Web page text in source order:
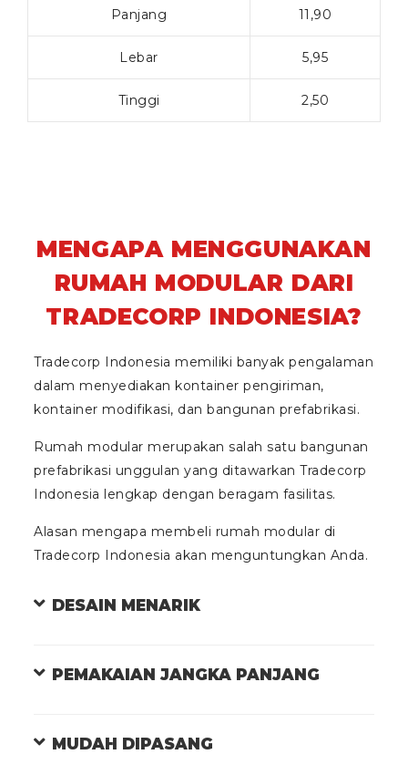
Panjang 11,90
Lebar 5,95
Tinggi 2,50
MENGAPA MENGGUNAKAN
RUMAH MODULAR DARI
TRADECORP INDONESIA?
Tradecorp Indonesia memiliki banyak pengalaman
dalam menyediakan kontainer pengiriman,
kontainer modifikasi, dan bangunan prefabrikasi.
Rumah modular merupakan salah satu bangunan
prefabrikasi unggulan yang ditawarkan Tradecorp
Indonesia lengkap dengan beragam fasilitas.
Alasan mengapa membeli rumah modular di
Tradecorp Indonesia akan menguntungkan Anda.
DESAIN MENARIK
PEMAKAIAN JANGKA PANJANG
MUDAH DIPASANG